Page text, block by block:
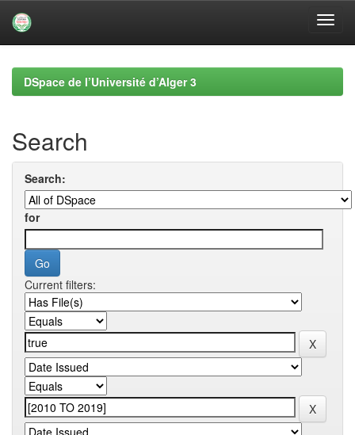
navigationDSpace de l’Université d’Alger 3
Search
Search:
for
Current filters: